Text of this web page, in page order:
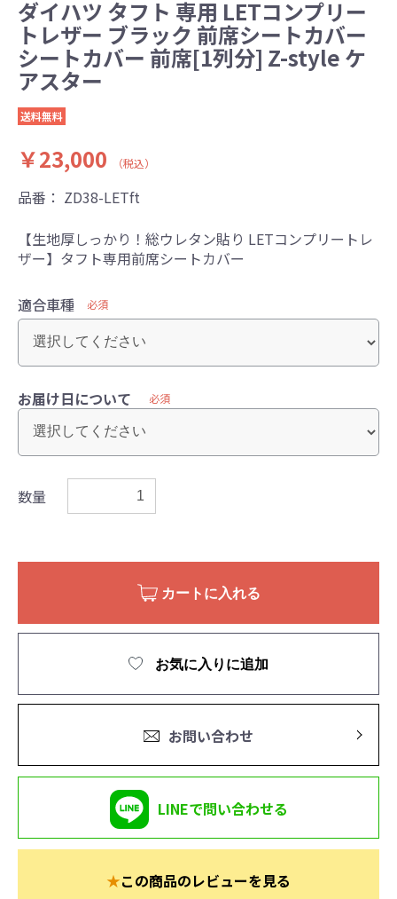
ダイハツ タフト 専用 LETコンプリー
トレザー ブラック 前席シートカバー
シートカバー 前席[1列分] Z-style ケ
アスター
送料無料
￥23,000 （税込）
品番： ZD38-LETft
【生地厚しっかり！総ウレタン貼り LETコンプリートレ
ザー】タフト専用前席シートカバー
適合車種 必須
お届け日について 必須
数量
カートに入れる
お気に入りに追加
お問い合わせ
LINEで問い合わせる
★この商品のレビューを見る